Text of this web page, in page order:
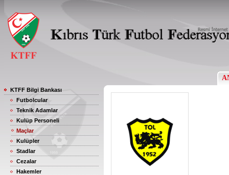
KTFF Bilgi Bankası
Futbolcular
Teknik Adamlar
Kulüp Personeli
Maçlar
Kulüpler
Stadlar
Cezalar
Hakemler